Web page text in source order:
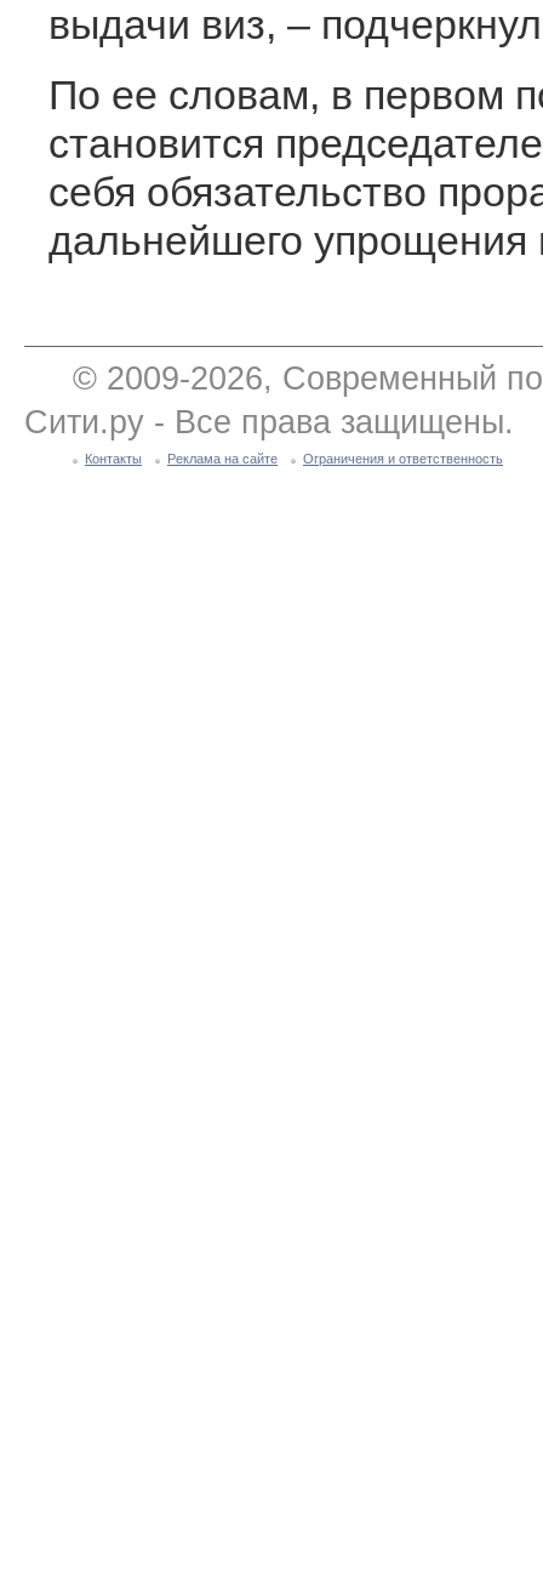
выдачи виз, –
По ее словам, в первом
становится
себя обязательство
дальнейшего упрощения
© 2009-2026, Современный
Сити.ру - Все права защищены.
Контакты Реклама на сайте Ограничения и ответственность